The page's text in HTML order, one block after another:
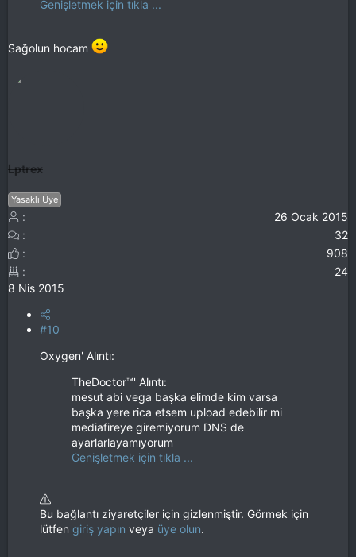
Genişletmek için tıkla ...
Sağolun hocam
Lptrex
Yasaklı Üye
26 Ocak 2015
32
908
24
8 Nis 2015
#10
Oxygen' Alıntı:
TheDoctor™' Alıntı:
mesut abi vega başka elimde kim varsa
başka yere rica etsem upload edebilir mi
mediafireye giremiyorum DNS de
ayarlarlayamıyorum
Genişletmek için tıkla ...
Bu bağlantı ziyaretçiler için gizlenmiştir. Görmek için
lütfen giriş yapın veya üye olun.